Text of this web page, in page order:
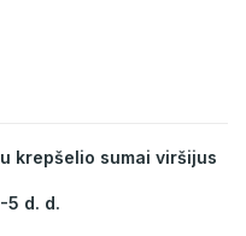
krepšelio sumai viršijus
5 d. d.